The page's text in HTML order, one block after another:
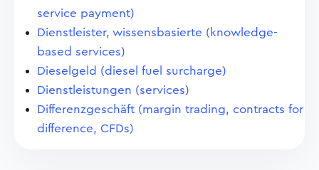
service payment)
Dienstleister, wissensbasierte (knowledge-
based services)
Dieselgeld (diesel fuel surcharge)
Dienstleistungen (services)
Differenzgeschäft (margin trading, contracts for
difference, CFDs)